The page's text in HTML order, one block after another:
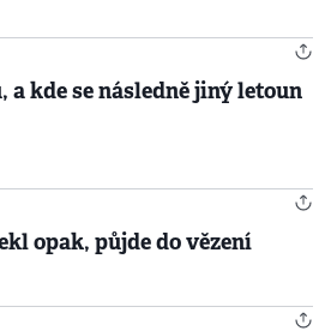
kde se následně jiný letoun
opak, půjde do vězení